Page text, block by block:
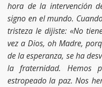
hora de la intervención
signo en el mundo.
tristeza le dijiste: «No
vez a Dios, oh Madre,
de la esperanza, se ha
la fraternidad. Hemos
estropeado la paz. Nos